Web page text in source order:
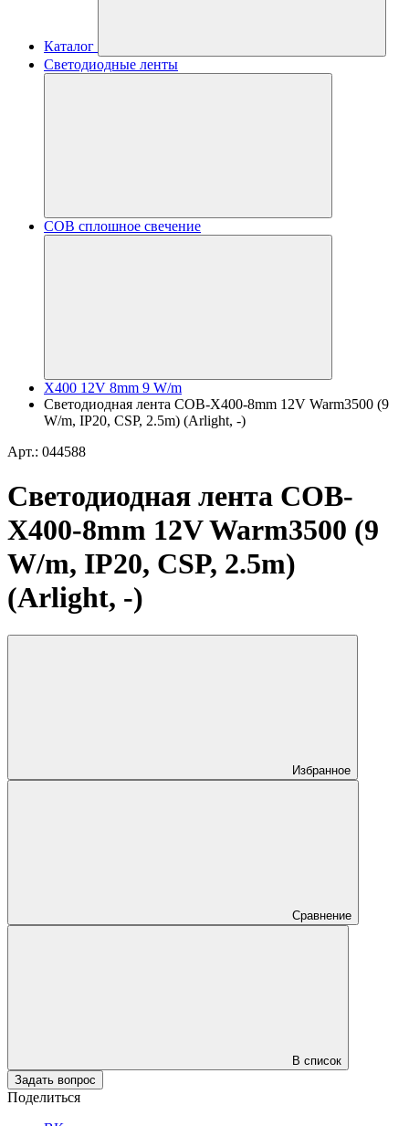
Каталог
Светодиодные ленты
COB сплошное свечение
X400 12V 8mm 9 W/m
Светодиодная лента COB-X400-8mm 12V Warm3500 (9
W/m, IP20, CSP, 2.5m) (Arlight, -)
Арт.: 044588
Светодиодная лента COB-
X400-8mm 12V Warm3500 (9
W/m, IP20, CSP, 2.5m)
(Arlight, -)
Избранное
Сравнение
В список
Задать вопрос
Поделиться